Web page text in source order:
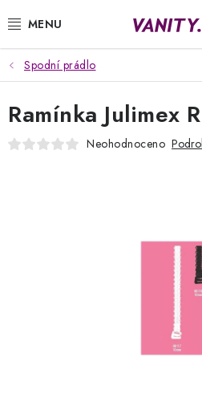
na
KABELKY
SPODNÍ PRÁDLO
PUNČOCHY
Spodní prádlo
Ramínka Julimex
Neohodnoceno